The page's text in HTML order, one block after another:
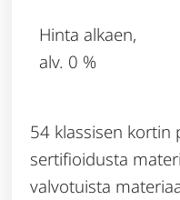
Hinta alkaen,
alv. 0 %
54 klassisen kortin
sertifioidusta
valvotuista